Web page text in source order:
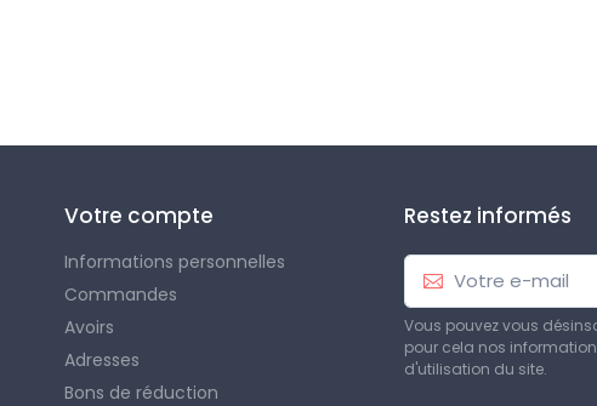
Votre compte
Informations personnelles
Commandes
Avoirs
Adresses
Bons de réduction
Restez informés
Vous pouvez vous
pour cela nos
d'utilisation du site.